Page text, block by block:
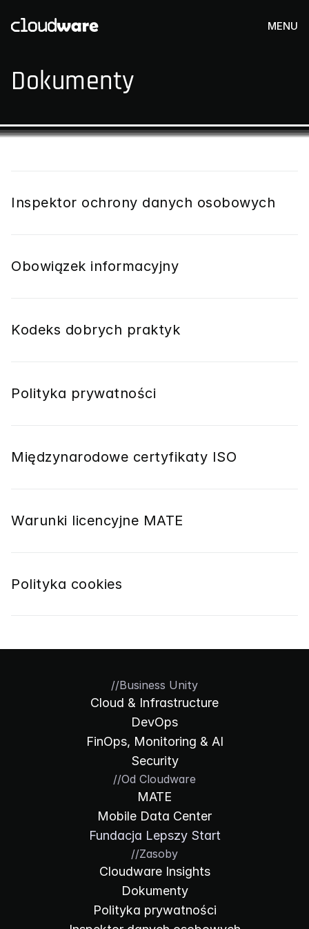
Dokumenty
Inspektor ochrony danych osobowych
Obowiązek informacyjny
Kodeks dobrych praktyk
Polityka prywatności
Międzynarodowe certyfikaty ISO
Warunki licencyjne MATE
Polityka cookies
//Business Unity
Cloud & Infrastructure
DevOps
FinOps, Monitoring & AI
Security
//Od Cloudware
MATE
Mobile Data Center
Fundacja Lepszy Start
//Zasoby
Cloudware Insights
Dokumenty
Polityka prywatności
MENU